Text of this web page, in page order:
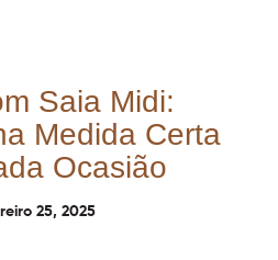
Saia Midi:
Medida Certa
Ocasião
25, 2025